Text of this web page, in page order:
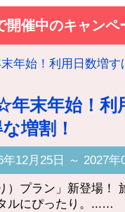
開催中のキャンペ
年末年始！利
増割！
12月25日 ～ 2027年
）プラン」新登場！
ルにぴったり。...…